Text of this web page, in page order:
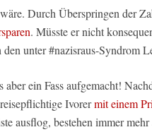
Durch Überspringen der
. Müsste er nicht
unter #nazisraus-Syndrom
ein Fass aufgemacht!
Ivorermit einem
ausflog, bestehen immer